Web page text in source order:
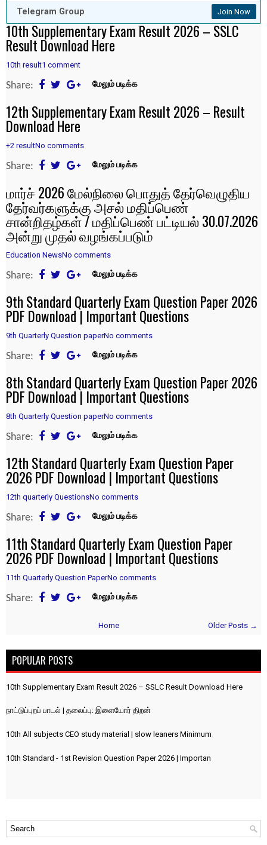
Telegram Group Join Now
10th Supplementary Exam Result 2026 – SSLC
Result Download Here
10th result1 comment
Share: மேலும் படிக்க
12th Supplementary Exam Result 2026 – Result
Download Here
+2 resultNo comments
Share: மேலும் படிக்க
மார்ச் 2026 மேல்நிலை பொதுத் தேர்வெழுதிய
தேர்வர்களுக்கு அசல் மதிப்பெண்
சான்றிதழ்கள் / மதிப்பெண் பட்டியல் 30.07.2026
அன்று முதல் வழங்கப்படும்
Education NewsNo comments
Share: மேலும் படிக்க
9th Standard Quarterly Exam Question Paper 2026
PDF Download | Important Questions
9th Quarterly Question paperNo comments
Share: மேலும் படிக்க
8th Standard Quarterly Exam Question Paper 2026
PDF Download | Important Questions
8th Quarterly Question paperNo comments
Share: மேலும் படிக்க
12th Standard Quarterly Exam Question Paper
2026 PDF Download | Important Questions
12th quarterly QuestionsNo comments
Share: மேலும் படிக்க
11th Standard Quarterly Exam Question Paper
2026 PDF Download | Important Questions
11th Quarterly Question PaperNo comments
Share: மேலும் படிக்க
Older Posts →
Home
POPULAR POSTS
10th Supplementary Exam Result 2026 – SSLC Result Download Here
நாட்டுப்புறப் பாடல் | தலைப்பு: இளையோர் திறன்
10th All subjects CEO study material | slow leaners Minimum
10th Standard - 1st Revision Question Paper 2026 | Importan